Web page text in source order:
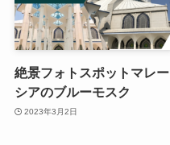
絶景フォトスポットマレー
シアのブルーモスク
2023年3月2日